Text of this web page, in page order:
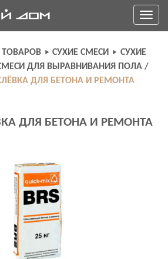
Toggle
ТОВАРОВ СУХИЕ СМЕСИ
СУХИЕ
ДЛЯ ВЫРАВНИВАНИЯ ПОЛА /
ДЛЯ БЕТОНА И РЕМОНТА
ДЛЯ БЕТОНА И РЕМОНТА